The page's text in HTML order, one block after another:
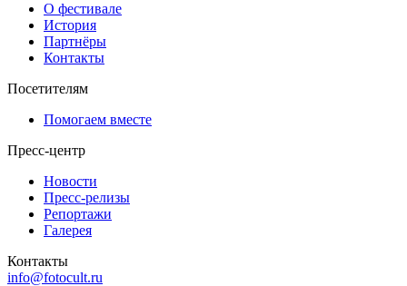
О фестивале
История
Партнёры
Контакты
Посетителям
Помогаем вместе
Пресс-центр
Новости
Пресс-релизы
Репортажи
Галерея
Контакты
info@fotocult.ru